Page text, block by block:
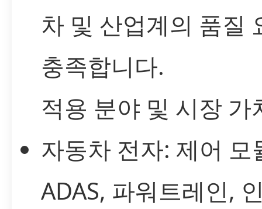
차 및 산업계의 품질
충족합니다.
적용 분야 및 시장 가
자동차 전자: 제어 모
ADAS, 파워트레인,